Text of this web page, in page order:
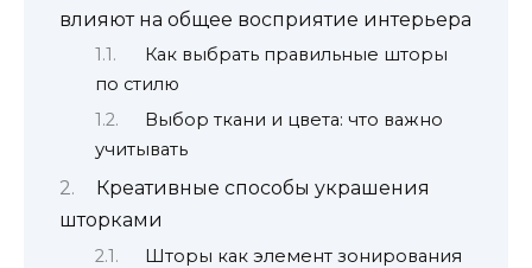
влияют на общее восприятие интерьера
Как выбрать правильные шторы
по стилю
Выбор ткани и цвета: что важно
учитывать
Креативные способы украшения
шторками
Шторы как элемент зонирования